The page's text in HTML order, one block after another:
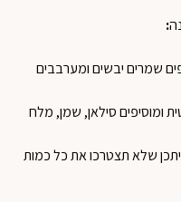
:
שמריםיבשיםומערבבים
ומוסיפיםסילאן, שמן, מלח
שלאתצטרכואתכלכמות